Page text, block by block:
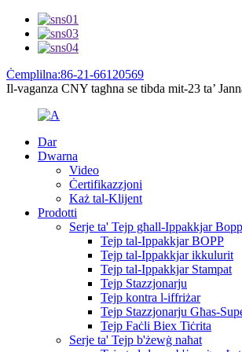
Ċemplilna:86-21-66120569
Il-vaganza CNY tagħna se tibda mit-23 ta’
Dar
Dwarna
Video
Ċertifikazzjoni
Każ tal-Klijent
Prodotti
Serje ta' Tejp għall-Ippakkjar Bopp
Tejp tal-Ippakkjar BOPP
Tejp tal-Ippakkjar ikkulurit
Tejp tal-Ippakkjar Stampat
Tejp Stazzjonarju
Tejp kontra l-iffriżar
Tejp Stazzjonarju Għas-
Tejp Faċli Biex Tiċrita
Serje ta' Tejp b'żewġ naħat